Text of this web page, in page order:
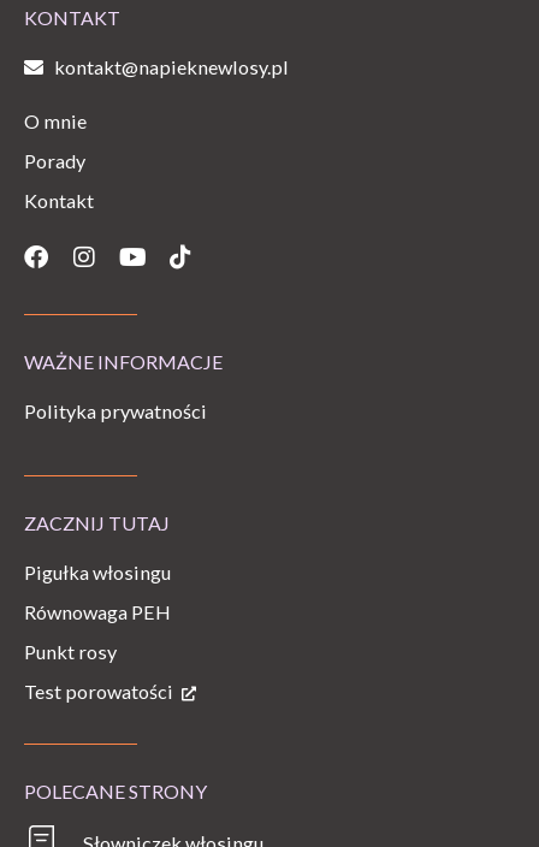
KONTAKT
kontakt@napieknewlosy.pl
O mnie
Porady
Kontakt
Facebook
Instagram
YoutubeTiktok
WAŻNE INFORMACJE
Polityka prywatności
ZACZNIJ TUTAJ
Pigułka włosingu
Równowaga PEH
Punkt rosy
Test porowatości
POLECANE STRONY